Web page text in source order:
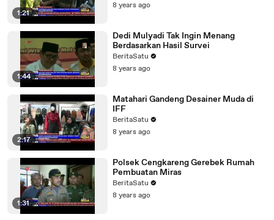
1:21
8 years ago
1:44
Dedi Mulyadi Tak Ingin Menang
Berdasarkan Hasil Survei
BeritaSatu
8 years ago
2:17
Matahari Gandeng Desainer Muda di
IFF
BeritaSatu
8 years ago
1:31
Polsek Cengkareng Gerebek Rumah
Pembuatan Miras
BeritaSatu
8 years ago